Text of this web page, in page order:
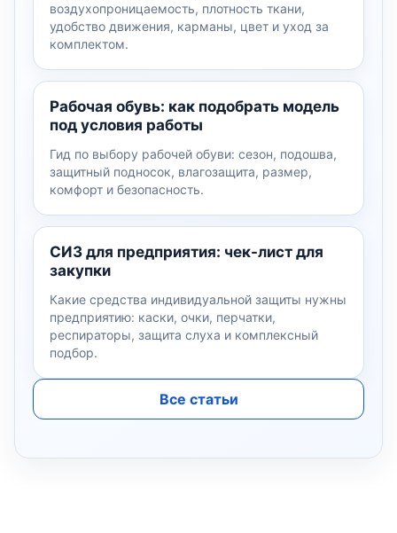
воздухопроницаемость, плотность ткани,
удобство движения, карманы, цвет и уход за
комплектом.
Рабочая обувь: как подобрать модель
под условия работы
Гид по выбору рабочей обуви: сезон, подошва,
защитный подносок, влагозащита, размер,
комфорт и безопасность.
СИЗ для предприятия: чек-лист для
закупки
Какие средства индивидуальной защиты нужны
предприятию: каски, очки, перчатки,
респираторы, защита слуха и комплексный
подбор.
Все статьи